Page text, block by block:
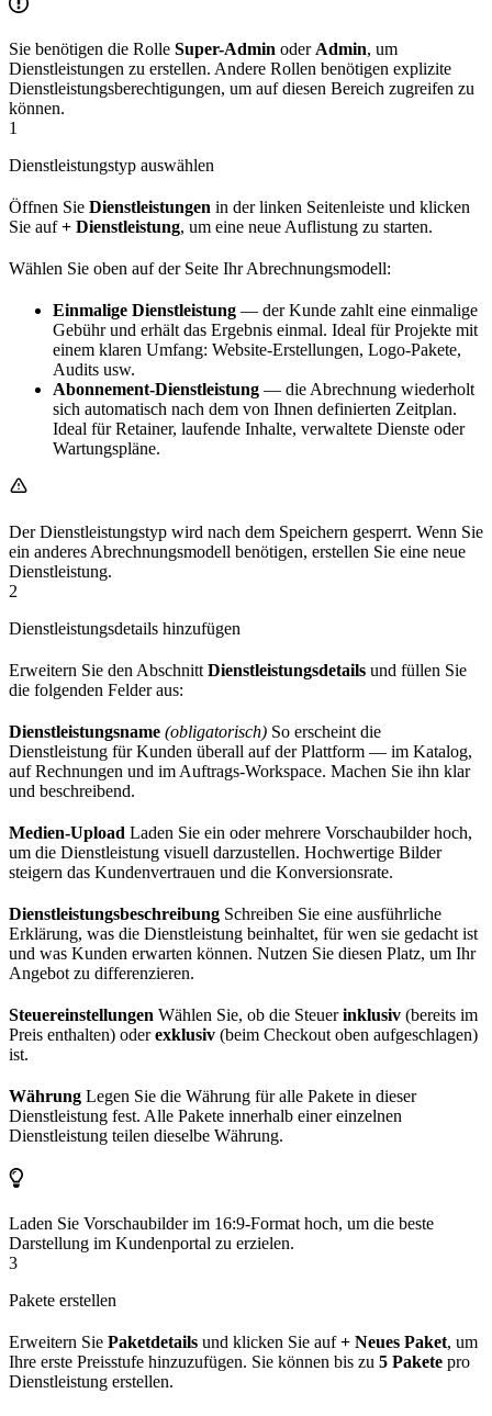
Sie benötigen die Rolle Super-Admin oder Admin, um
Dienstleistungen zu erstellen. Andere Rollen benötigen explizite
Dienstleistungsberechtigungen, um auf diesen Bereich zugreifen zu
können.
1
Dienstleistungstyp auswählen
Öffnen Sie Dienstleistungen in der linken Seitenleiste und klicken
Sie auf+ Dienstleistung, um eine neue Auflistung zu starten.
Wählen Sie oben auf der Seite Ihr Abrechnungsmodell:
Einmalige Dienstleistung — der Kunde zahlt eine einmalige
Gebühr und erhält das Ergebnis einmal. Ideal für Projekte mit
einem klaren Umfang: Website-Erstellungen, Logo-Pakete,
Audits usw.
Abonnement-Dienstleistung — die Abrechnung wiederholt
sich automatisch nach dem von Ihnen definierten Zeitplan.
Ideal für Retainer, laufende Inhalte, verwaltete Dienste oder
Wartungspläne.
Der Dienstleistungstyp wird nach dem Speichern gesperrt. Wenn Sie
ein anderes Abrechnungsmodell benötigen, erstellen Sie eine neue
Dienstleistung.
2
Dienstleistungsdetails hinzufügen
Erweitern Sie den Abschnitt Dienstleistungsdetails und füllen Sie
die folgenden Felder aus:
Dienstleistungsname (obligatorisch) So erscheint die
Dienstleistung für Kunden überall auf der Plattform — im Katalog,
auf Rechnungen und im Auftrags-Workspace. Machen Sie ihn klar
und beschreibend.
Medien-Upload Laden Sie ein oder mehrere Vorschaubilder hoch,
um die Dienstleistung visuell darzustellen. Hochwertige Bilder
steigern das Kundenvertrauen und die Konversionsrate.
Dienstleistungsbeschreibung Schreiben Sie eine ausführliche
Erklärung, was die Dienstleistung beinhaltet, für wen sie gedacht ist
und was Kunden erwarten können. Nutzen Sie diesen Platz, um Ihr
Angebot zu differenzieren.
Steuereinstellungen Wählen Sie, ob die Steuerinklusiv (bereits im
Preis enthalten) oderexklusiv (beim Checkout oben aufgeschlagen)
ist.
Währung Legen Sie die Währung für alle Pakete in dieser
Dienstleistung fest. Alle Pakete innerhalb einer einzelnen
Dienstleistung teilen dieselbe Währung.
Laden Sie Vorschaubilder im 16:9-Format hoch, um die beste
Darstellung im Kundenportal zu erzielen.
3
Pakete erstellen
Erweitern Sie Paketdetails und klicken Sie auf+ Neues Paket, um
Ihre erste Preisstufe hinzuzufügen. Sie können bis zu 5 Pakete pro
Dienstleistung erstellen.